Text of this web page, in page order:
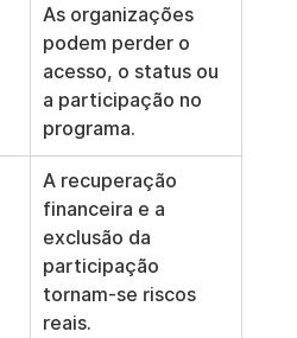
As organizações
podem perder o
acesso, o status ou
a participação no
programa.
A recuperação
financeira e a
exclusão da
participação
tornam-se riscos
reais.